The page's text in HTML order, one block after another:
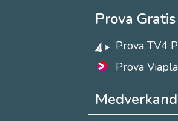
Prova
Prova TV4
Prova